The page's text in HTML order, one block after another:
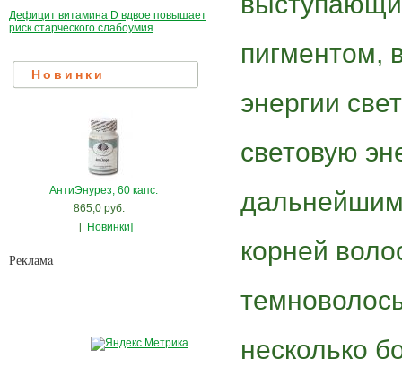
Дефицит витамина D вдвое повышает
риск старческого слабоумия
Новинки
АнтиЭнурез, 60 капс.
865,0 руб.
[ Новинки]
Рекламa
пигментом,
энергии
световую
корней
несколько